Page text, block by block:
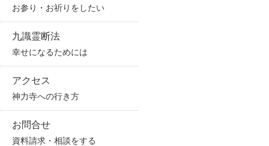
お参り・お祈りをしたい
九識霊断法
幸せになるためには
アクセス
神力寺への行き方
お問合せ
資料請求・相談をする